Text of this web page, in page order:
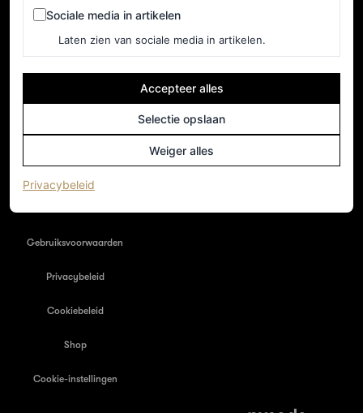
Home
Gebruiksvoorwaarden
Privacybeleid
Cookiebeleid
Shop
Cookie-instellingen
Sociale media in artikelen
Sociale media in artikelen
Laten zien van sociale media in artikelen.
Accepteer alles
Selectie opslaan
Weiger alles
Privacybeleid